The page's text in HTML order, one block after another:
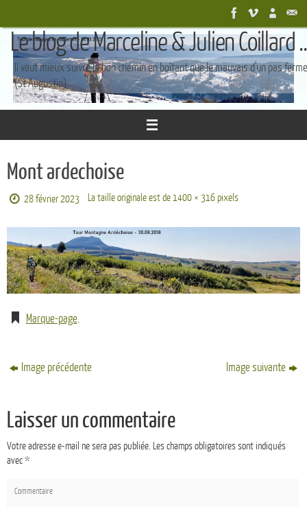
contenu
Le blog de Marceline & Julien Coillard
Il vaut mieux suivre le bon chemin en boîtant que le mauvais d'un pas ferme
(St Augustin)
Mont ardechoise
28 février 2023 La taille originale est de1400 × 316 pixels
Marque-page.
Image précédente Image suivante
Laisser un commentaire
Votre adresse e-mail ne sera pas publiée. Les champs obligatoires sont indiqués
avec*